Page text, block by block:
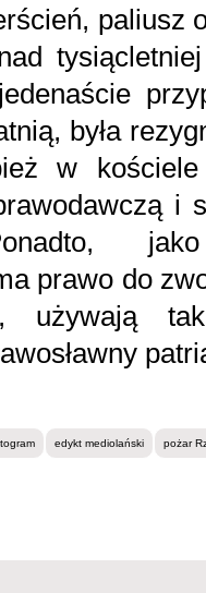
paliusz
była
w kościele
i
Ponadto,
prawo do
używają
edykt mediolański pożar